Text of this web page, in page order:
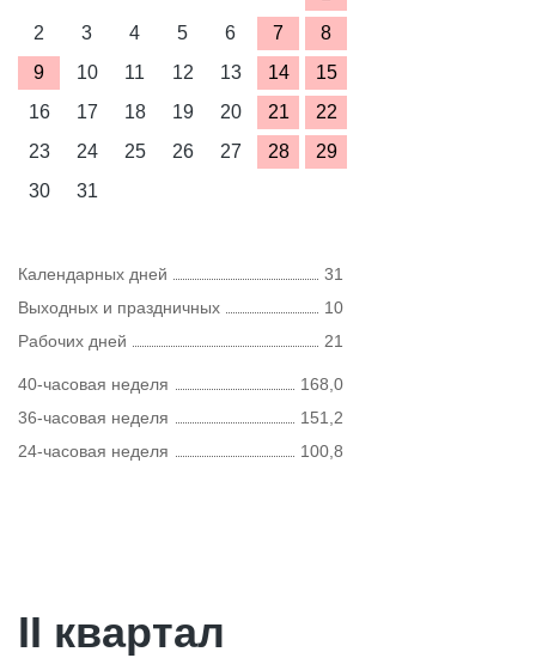
2
3 4 5 6 7
8
9
10 11 12 13 14
15
16
17 18 19 20 21
22
23
24 25 26 27 28
29
30
31
Календарных дней
31
Выходных и праздничных
10
Рабочих дней
21
40-часовая неделя
168,0
36-часовая неделя
151,2
24-часовая неделя
100,8
II квартал